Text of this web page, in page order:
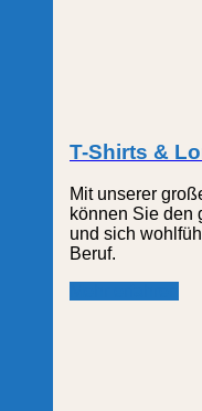
T-Shirts &
Mit unserer
können Sie den
und sich
Beruf.